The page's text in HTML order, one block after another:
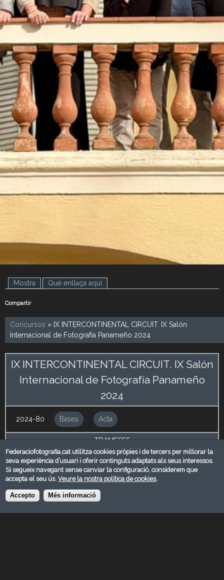
.
.
Mostra (pestanya activa)
Què enllaça aquí
Compartir
Concursos » IX INTERCONTINENTAL CIRCUIT. IX Salón
Internacional de Fotografía Panameño 2024
IX INTERCONTINENTAL CIRCUIT. IX Salón
Internacional de Fotografía Panameño
2024
2024-80 Bases Acta
TRAMESES
FotoArtReus, Associació Fotogràfica Fotosport
REUS
Tarragona
info@intercontinentalcircuit.com
https://www.intercontienentalcircuit.com
Federaciofotografia.cat utilitza cookies pròpies i de tercers per millorar la
seva experiència d’usuari i oferir continguts adaptats als seus interessos.
Si segueix navegant sense canviar la configuració, considerem que
accepta el seu ús.Veure la nostra política de cookies.
Accepto Més informació